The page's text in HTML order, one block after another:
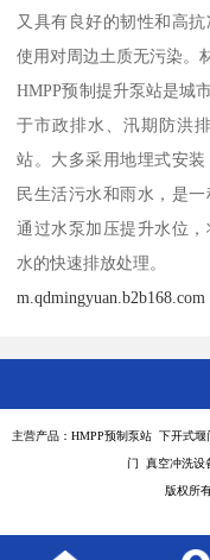
又具有良好的韧性和高
使用对周边土质无污染。
HMPP预制提升泵站是城
于市政排水、汛期防洪
站。大多采用地埋式安
民生活污水和雨水，是
通过水泵加压提升水位
水的快速排放处理。
m.qdmingyuan.b2b168.com
主营产品：HMPP预制泵站 下开式
门 真空冲洗设
版权所